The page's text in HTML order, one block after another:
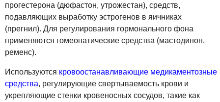
прогестерона (дюфастон, утрожестан), средств,
подавляющих выработку эстрогенов в яичниках
(прегнил). Для регулирования гормонального фона
применяются гомеопатические средства (мастодинон,
ременс).
Используются кровоостанавливающие медикаментозные
средства, регулирующие свертываемость крови и
укрепляющие стенки кровеносных сосудов, такие как